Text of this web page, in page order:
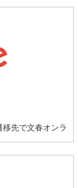
移先で文春オンラ